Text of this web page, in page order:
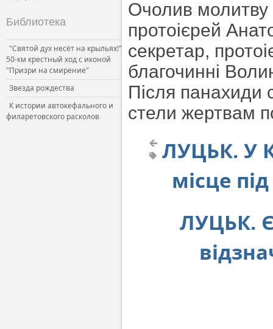
Библиотека
"Святой дух несёт на крыльях!"
50-км крестный ход с иконой
"Призри на смирение"
Звезда рождества
К истории автокефального и
филаретовского расколов
Очолив молитву
протоієрей
секретар,
благочинні
Після панахиди
стели жертвам
ЛУЦЬК. У
місце
ЛУЦЬК.